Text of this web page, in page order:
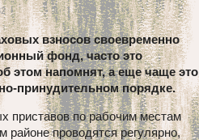
взносов своевременно
фонд, часто это
этом напомнят, а еще чаще это
принудительном порядке.
приставов по рабочим местам
проводятся регулярно,